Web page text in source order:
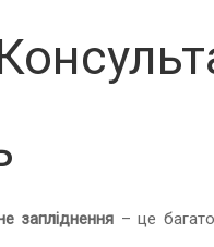
запліднення – це